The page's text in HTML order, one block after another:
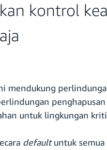
kontrol
mendukung
untuk lingkungan
defaultuntuk semua